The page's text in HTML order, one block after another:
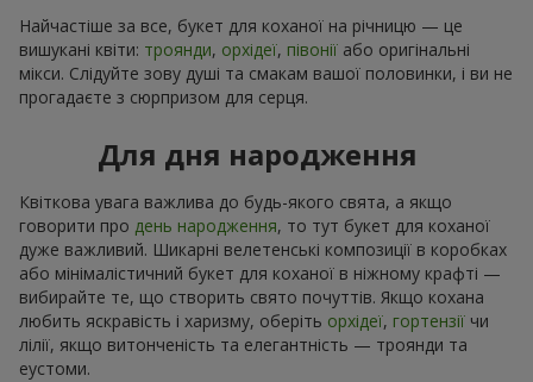
Найчастіше за все, букет для коханої на річницю — це
вишукані квіти: троянди, орхідеї, півонії або оригінальні
мікси. Слідуйте зову душі та смакам вашої половинки, і ви не
прогадаєте з сюрпризом для серця.
Для дня народження
Квіткова увага важлива до будь-якого свята, а якщо
говорити про день народження, то тут букет для коханої
дуже важливий. Шикарні велетенські композиції в коробках
або мінімалістичний букет для коханої в ніжному крафті —
вибирайте те, що створить свято почуттів. Якщо кохана
любить яскравість і харизму, оберіть орхідеї, гортензії чи
лілії, якщо витонченість та елегантність — троянди та
еустоми.